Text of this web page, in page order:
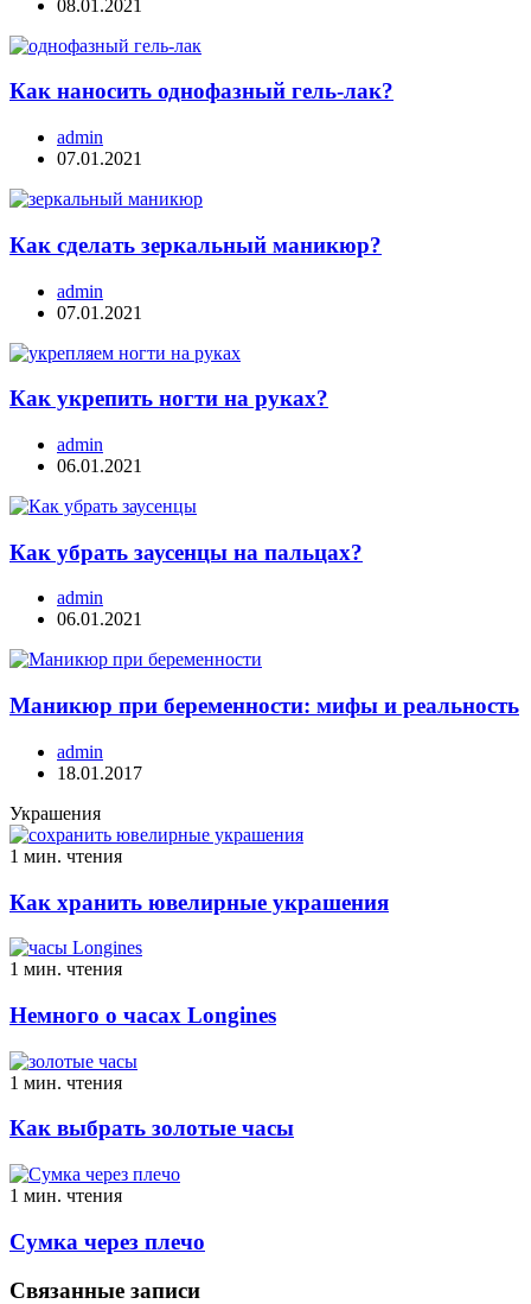
08.01.2021
Как наносить однофазный гель-лак?
admin
07.01.2021
Как сделать зеркальный маникюр?
admin
07.01.2021
Как укрепить ногти на руках?
admin
06.01.2021
Как убрать заусенцы на пальцах?
admin
06.01.2021
Маникюр при беременности: мифы и реальность
admin
18.01.2017
Украшения
1 мин. чтения
Как хранить ювелирные украшения
1 мин. чтения
Немного о часах Longines
1 мин. чтения
Как выбрать золотые часы
1 мин. чтения
Сумка через плечо
Связанные записи